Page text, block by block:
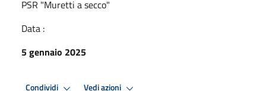
PSR "Muretti a secco"
Data :
5 gennaio 2025
Condividi Vedi azioni